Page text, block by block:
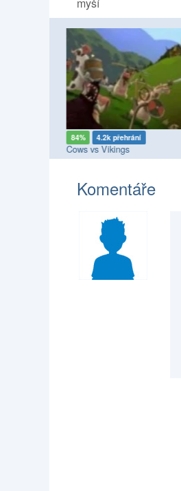
myší
84% 4.2k přehrání
Cows vs Vikings
Komentáře